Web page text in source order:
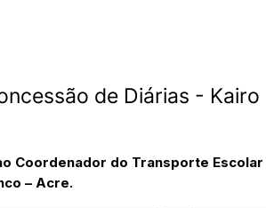
de Diárias -
Coordenador do Transporte
– Acre.